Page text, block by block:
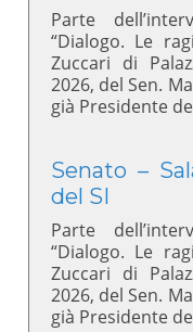
Parte
“Dialogo. Le
Zuccari di
2026, del Sen.
già Presidente
Senato –
del SI
Parte
“Dialogo. Le
Zuccari di
2026, del Sen.
già Presidente